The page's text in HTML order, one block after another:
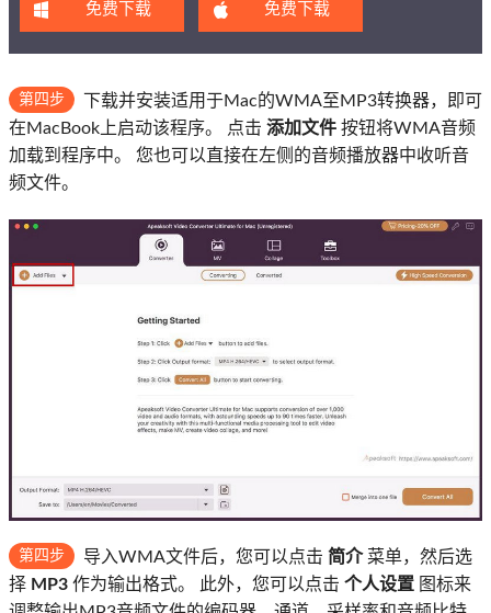
免费下载 免费下载
第四步
下载并安装适用于Mac的WMA至MP3转换器，即可
在MacBook上启动该程序。 点击 添加文件 按钮将WMA音频
加载到程序中。 您也可以直接在左侧的音频播放器中收听音
频文件。
第四步 导入WMA文件后，您可以点击 简介菜单，然后选
择 MP3 作为输出格式。 此外，您可以点击 个人设置 图标来